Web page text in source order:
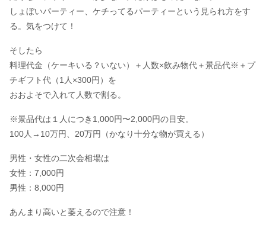
しょぼいパーティー、ケチってるパーティーという見られ方をす
る。気をつけて！
そしたら
料理代金（ケーキいる？いない）＋人数×飲み物代＋景品代※＋プ
チギフト代（1人×300円）を
おおよそで入れて人数で割る。
※景品代は１人につき1,000円〜2,000円の目安。
100人→10万円、20万円（かなり十分な物が買える）
男性・女性の二次会相場は
女性：7,000円
男性：8,000円
あんまり高いと萎えるので注意！